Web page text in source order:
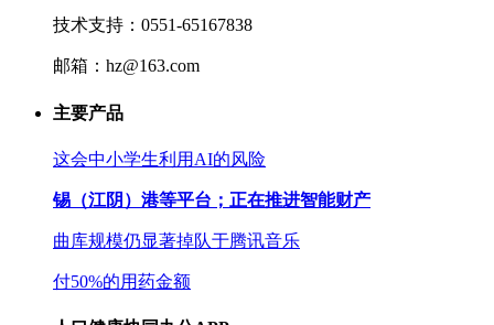
技术支持：0551-65167838
邮箱：hz@163.com
主要产品
这会中小学生利用AI的风险
锡（江阴）港等平台；正在推进智能财产
曲库规模仍显著掉队于腾讯音乐
付50%的用药金额